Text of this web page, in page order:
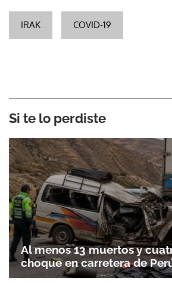
IRAK COVID-19
Si te lo perdiste
Al menos 13 muertos y
choque en carretera de